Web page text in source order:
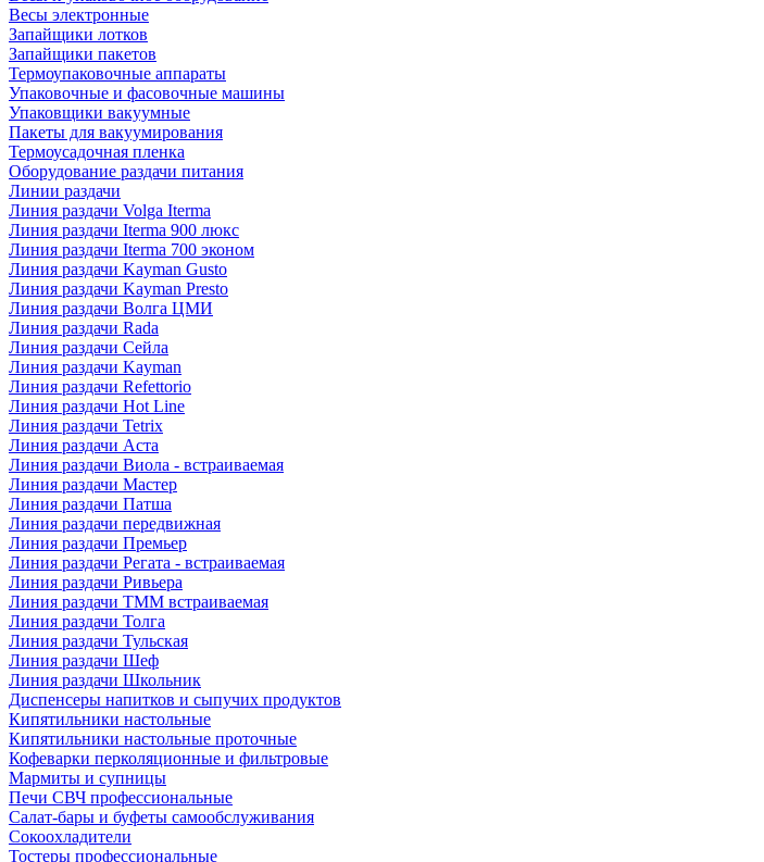
Весы электронные
Запайщики лотков
Запайщики пакетов
Термоупаковочные аппараты
Упаковочные и фасовочные машины
Упаковщики вакуумные
Пакеты для вакуумирования
Термоусадочная пленка
Оборудование раздачи питания
Линии раздачи
Линия раздачи Volga Iterma
Линия раздачи Iterma 900 люкс
Линия раздачи Iterma 700 эконом
Линия раздачи Kayman Gusto
Линия раздачи Kayman Presto
Линия раздачи Волга ЦМИ
Линия раздачи Rada
Линия раздачи Сейла
Линия раздачи Kayman
Линия раздачи Refettorio
Линия раздачи Hot Line
Линия раздачи Tetrix
Линия раздачи Аста
Линия раздачи Виола - встраиваемая
Линия раздачи Мастер
Линия раздачи Патша
Линия раздачи передвижная
Линия раздачи Премьер
Линия раздачи Регата - встраиваемая
Линия раздачи Ривьера
Линия раздачи ТММ встраиваемая
Линия раздачи Толга
Линия раздачи Тульская
Линия раздачи Шеф
Линия раздачи Школьник
Диспенсеры напитков и сыпучих продуктов
Кипятильники настольные
Кипятильники настольные проточные
Кофеварки перколяционные и фильтровые
Мармиты и супницы
Печи СВЧ профессиональные
Салат-бары и буфеты самообслуживания
Сокоохладители
Тостеры профессиональные